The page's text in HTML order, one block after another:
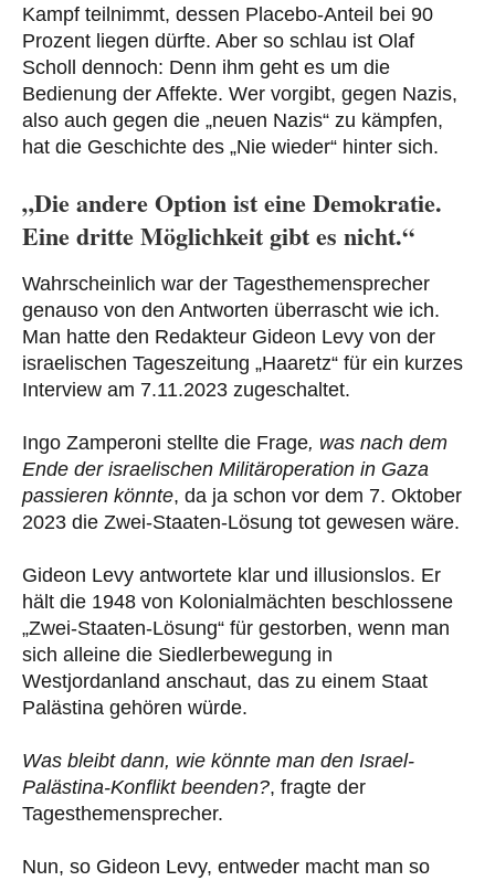
Kampf teilnimmt, dessen Placebo-Anteil bei 90
Prozent liegen dürfte. Aber so schlau ist Olaf
Scholl dennoch: Denn ihm geht es um die
Bedienung der Affekte. Wer vorgibt, gegen Nazis,
also auch gegen die „neuen Nazis“ zu kämpfen,
hat die Geschichte des „Nie wieder“ hinter sich.
„Die andere Option ist eine Demokratie.
Eine dritte Möglichkeit gibt es nicht.“
Wahrscheinlich war der Tagesthemensprecher
genauso von den Antworten überrascht wie ich.
Man hatte den Redakteur Gideon Levy von der
israelischen Tageszeitung „Haaretz“ für ein kurzes
Interview am 7.11.2023 zugeschaltet.
Ingo Zamperoni stellte die Frage, was nach dem
Ende der israelischen Militäroperation in Gaza
passieren könnte, da ja schon vor dem 7. Oktober
2023 die Zwei-Staaten-Lösung tot gewesen wäre.
Gideon Levy antwortete klar und illusionslos. Er
hält die 1948 von Kolonialmächten beschlossene
„Zwei-Staaten-Lösung“ für gestorben, wenn man
sich alleine die Siedlerbewegung in
Westjordanland anschaut, das zu einem Staat
Palästina gehören würde.
Was bleibt dann, wie könnte man den Israel-
Palästina-Konflikt beenden?, fragte der
Tagesthemensprecher.
Nun, so Gideon Levy, entweder macht man so